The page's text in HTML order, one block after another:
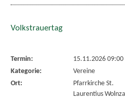
Volkstrauertag
Termin:
15.11.2026 09:00
Kategorie:
Vereine
Ort:
Pfarrkirche St.
Laurentius